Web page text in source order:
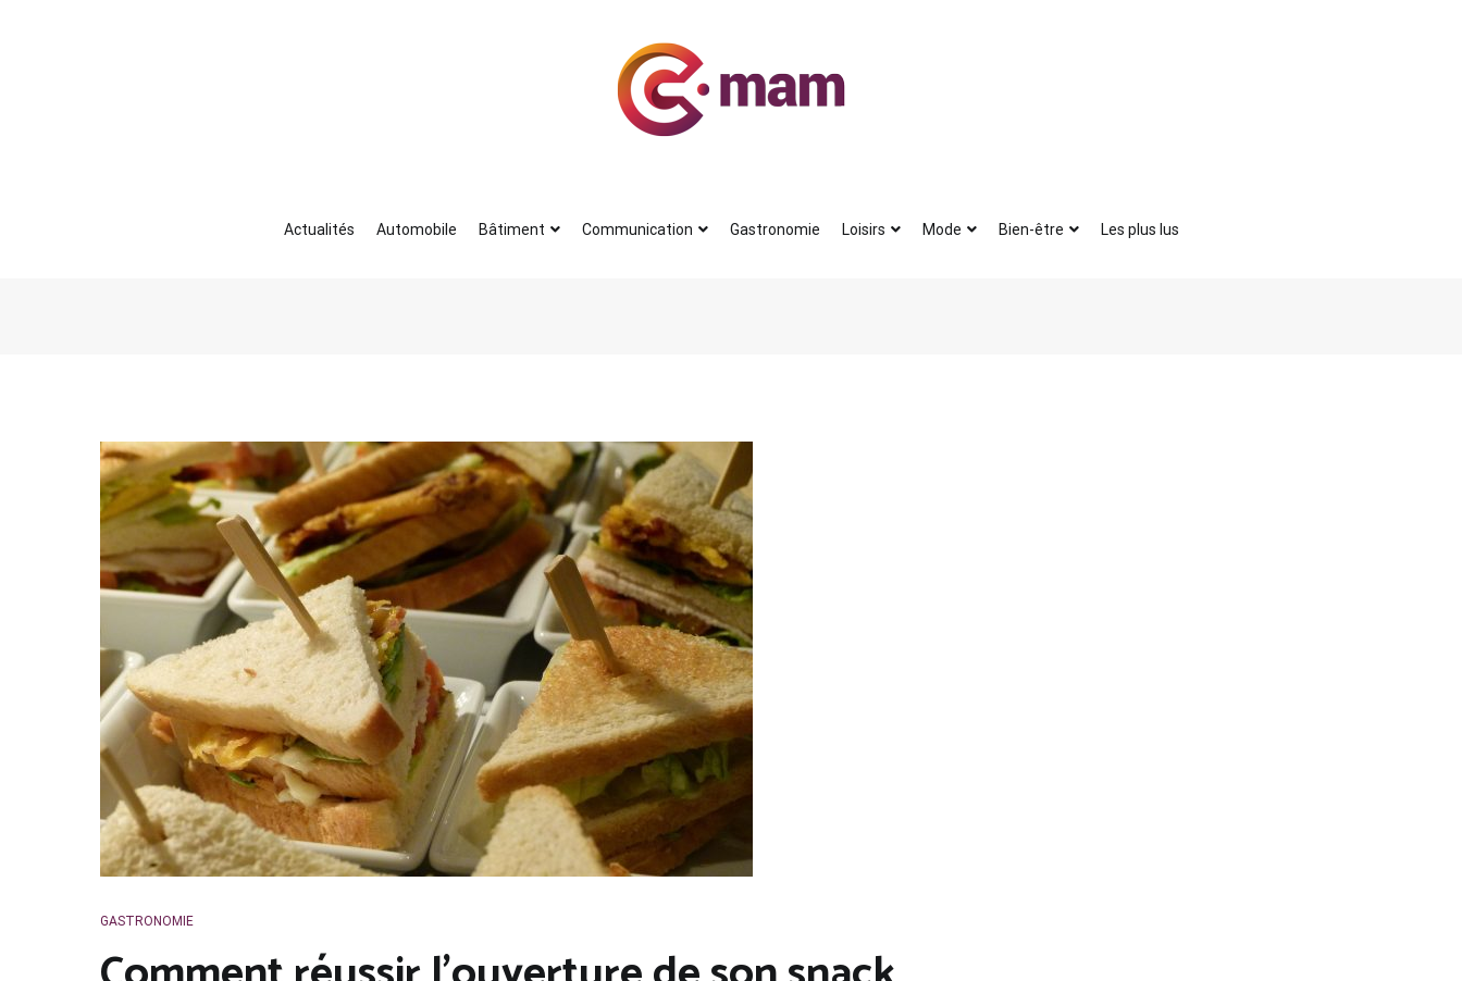
Actualités
Automobile Bâtiment Communication Gastronomie Loisirs Mode Bien-être Les plus lus
GASTRONOMIE